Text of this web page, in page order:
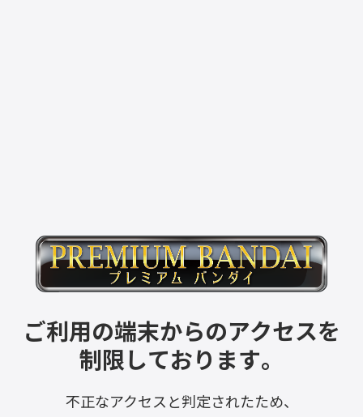
ご利用の端末からのアクセスを
制限しております。
不正なアクセスと判定されたため、